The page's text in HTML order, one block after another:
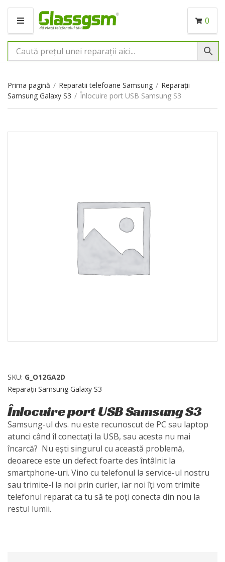
M
N
I
0
Prima pagină / Reparatii telefoane Samsung / Reparații
Samsung Galaxy S3 / Înlocuire port USB Samsung S3
SKU: G_O12GA2D
Reparații Samsung Galaxy S3
Înlocuire port USB Samsung S3
Samsung-ul dvs. nu este recunoscut de PC sau laptop
atunci când îl conectați la USB, sau acesta nu mai
încarcă? Nu ești singurul cu această problemă,
deoarece este un defect foarte des întâlnit la
smartphone-uri. Vino cu telefonul la service-ul nostru
sau trimite-l la noi prin curier, iar noi îți vom trimite
telefonul reparat ca tu să te poți conecta din nou la
restul lumii.